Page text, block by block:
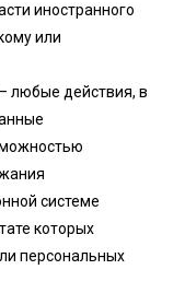
иностранного
или
любые действия, в
системе
которых
персональных